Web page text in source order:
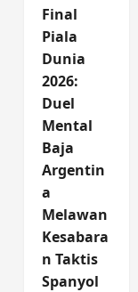
Final
Piala
Dunia
2026:
Duel
Mental
Baja
Argentin
a
Melawan
Kesabara
n Taktis
Spanyol